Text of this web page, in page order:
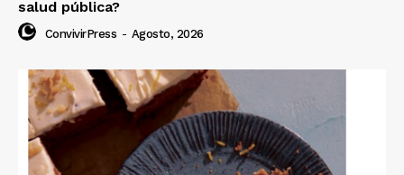
salud pública?
ConvivirPress - Agosto, 2026